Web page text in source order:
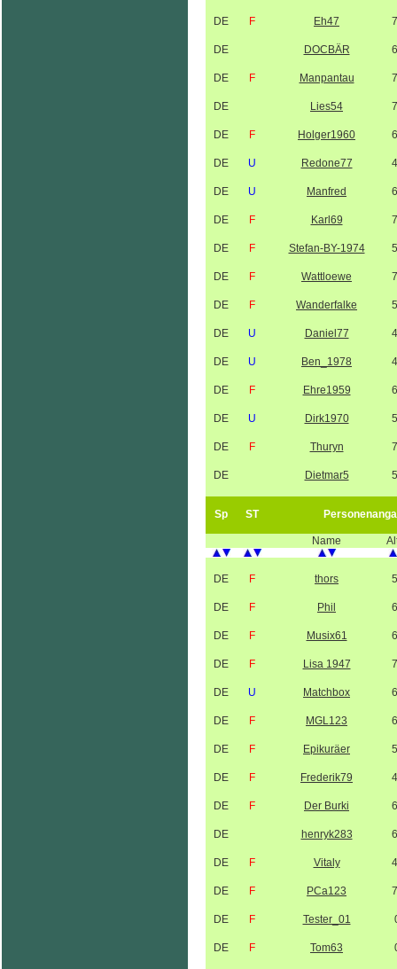
DE F Eh47
DE DOCBÄR
DE F Manpantau
DE Lies54
DE F Holger1960
DE U Redone77
DE U Manfred
DE F Karl69
DE F Stefan-BY-1974
DE F Wattloewe
DE F Wanderfalke
DE U Daniel77
DE U Ben_1978
DE F Ehre1959
DE U Dirk1970
DE F Thuryn
DE Dietmar5
Sp ST
Name
DE F thors
DE F Phil
DE F Musix61
DE F Lisa 1947
DE U Matchbox
DE F MGL123
DE F Epikuräer
DE F Frederik79
DE F Der Burki
DE henryk283
DE F Vitaly
DE F PCa123
DE F Tester_01
DE F Tom63